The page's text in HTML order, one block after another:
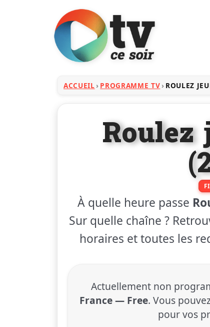
ACCUEIL PROGRAMME TV ROULEZ
Roulez
À quelle heure passe
Sur quelle chaîne ?
horaires et toutes les
Actuellement non
France — Free. Vous
pour vos